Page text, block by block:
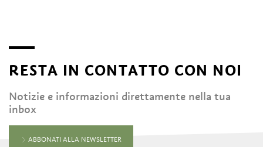
RESTA IN CONTATTO CON NOI
Notizie e informazioni direttamente nella tua
inbox
ABBONATI ALLA NEWSLETTER